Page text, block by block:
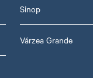
Sinop
Várzea Grande